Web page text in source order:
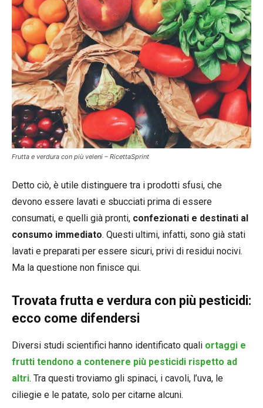
Frutta e verdura con più veleni – RicettaSprint
Detto ciò, è utile distinguere tra i prodotti sfusi, che
devono essere lavati e sbucciati prima di essere
consumati, e quelli già pronti, confezionati e destinati al
consumo immediato. Questi ultimi, infatti, sono già stati
lavati e preparati per essere sicuri, privi di residui nocivi.
Ma la questione non finisce qui.
Trovata frutta e verdura con più pesticidi:
ecco come difendersi
Diversi studi scientifici hanno identificato quali ortaggi e
frutti tendono a contenere più pesticidi rispetto ad
altri. Tra questi troviamo gli spinaci, i cavoli, l’uva, le
ciliegie e le patate, solo per citarne alcuni.